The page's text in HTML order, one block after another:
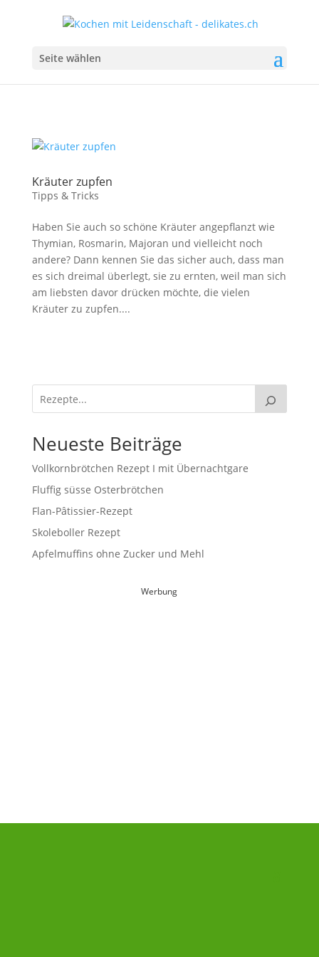
Seite wählen
Kräuter zupfen
Tipps & Tricks
Haben Sie auch so schöne Kräuter angepflanzt wie
Thymian, Rosmarin, Majoran und vielleicht noch
andere? Dann kennen Sie das sicher auch, dass man
es sich dreimal überlegt, sie zu ernten, weil man sich
am liebsten davor drücken möchte, die vielen
Kräuter zu zupfen....
Neueste Beiträge
Vollkornbrötchen Rezept I mit Übernachtgare
Fluffig süsse Osterbrötchen
Flan-Pâtissier-Rezept
Skoleboller Rezept
Apfelmuffins ohne Zucker und Mehl
Werbung